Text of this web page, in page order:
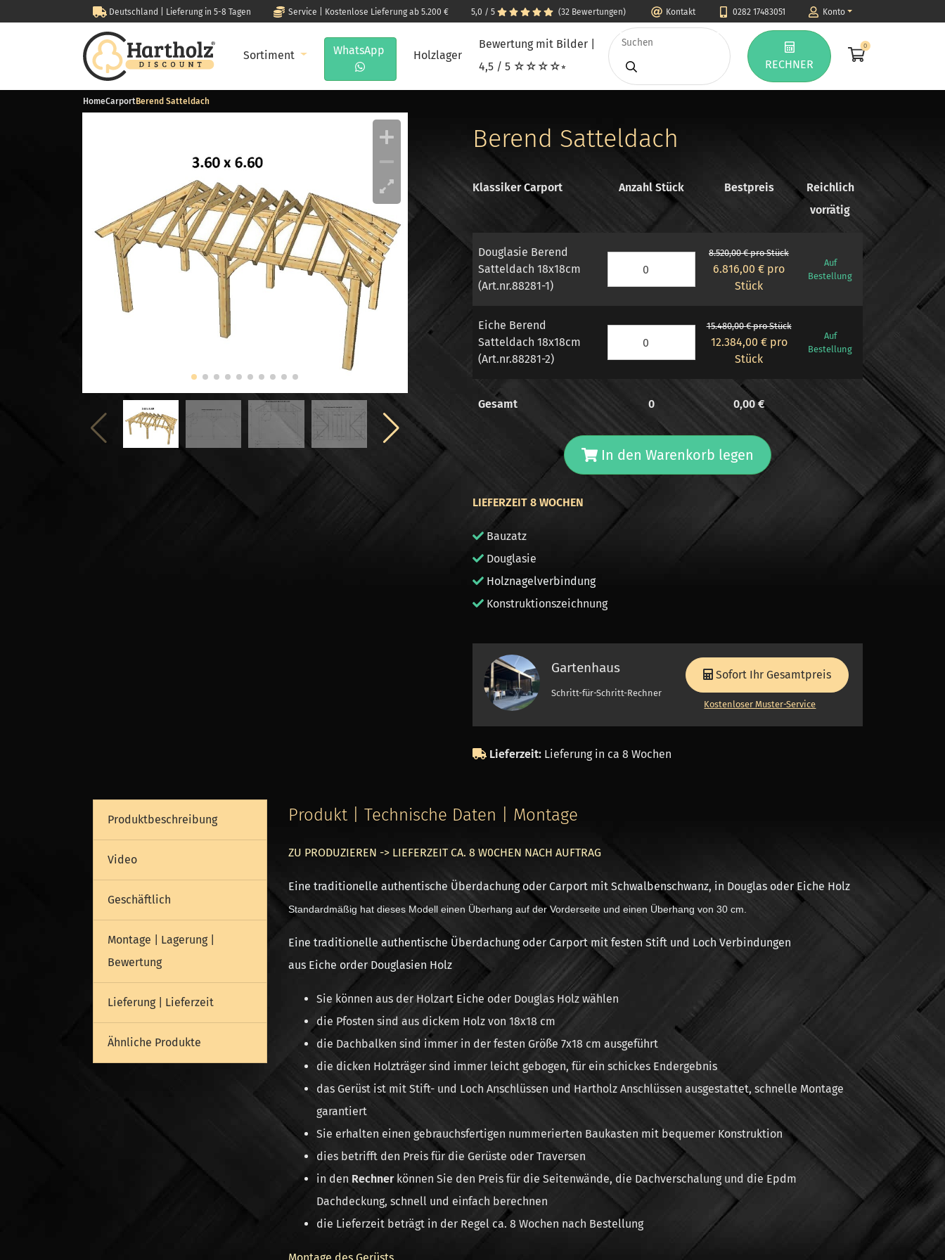
Deutschland | Lieferung in 5-8 Tagen Service | Kostenlose Lieferung ab 5.200 € 5,0 / 5 (32 Bewertungen) Kontakt 0282 17483051 Konto
Sortiment WhatsApp Holzlager
Bewertung mit Bilder |
4,5 / 5 ☆☆☆☆⭒
RECHNER
0
HomeCarportBerend Satteldach
Berend Satteldach
Klassiker Carport Anzahl Stück Bestpreis
Reichlich
vorrätig
Douglasie Berend
Satteldach 18x18cm
(Art.nr.88281-1)
8.520,00 € pro Stück
6.816,00 € pro
Stück
Auf
Bestellung
Eiche Berend
Satteldach 18x18cm
(Art.nr.88281-2)
15.480,00 € pro Stück
12.384,00 € pro
Stück
Auf
Bestellung
Gesamt 0 0,00€
In den Warenkorb legen
LIEFERZEIT 8 WOCHEN
Bauzatz
Douglasie
Holznagelverbindung
Konstruktionszeichnung
Gartenhaus
Schritt-für-Schritt-Rechner
Sofort Ihr Gesamtpreis
Kostenloser Muster-Service
Lieferzeit:Lieferung in ca 8 Wochen
Produktbeschreibung
Video
Geschäftlich
Montage | Lagerung |
Bewertung
Lieferung | Lieferzeit
Ähnliche Produkte
Produkt | Technische Daten | Montage
ZU PRODUZIEREN -> LIEFERZEIT CA. 8 W0CHEN NACH AUFTRAG
Eine traditionelle authentische Überdachung oder Carport mit Schwalbenschwanz, in Douglas oder Eiche Holz
Standardmäßig hat dieses Modell einen Überhang auf der Vorderseite und einen Überhang von 30 cm.
Eine traditionelle authentische Überdachung oder Carport mit festen Stift und Loch Verbindungen
aus Eiche order Douglasien Holz
Sie können aus der Holzart Eiche oder Douglas Holz wählen
die Pfosten sind aus dickem Holz von 18x18 cm
die Dachbalken sind immer in der festen Größe 7x18 cm ausgeführt
die dicken Holzträger sind immer leicht gebogen, für ein schickes Endergebnis
das Gerüst ist mit Stift- und Loch Anschlüssen und Hartholz Anschlüssen ausgestattet, schnelle Montage
garantiert
Sie erhalten einen gebrauchsfertigen nummerierten Baukasten mit bequemer Konstruktion
dies betrifft den Preis für die Gerüste oder Traversen
in den Rechnerkönnen Sie den Preis für die Seitenwände, die Dachverschalung und die Epdm
Dachdeckung, schnell und einfach berechnen
die Lieferzeit beträgt in der Regel ca. 8 Wochen nach Bestellung